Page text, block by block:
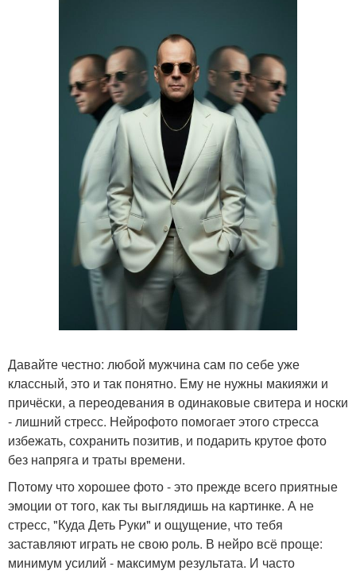
Давайте честно: любой мужчина сам по себе уже
классный, это и так понятно. Ему не нужны макияжи и
причёски, а переодевания в одинаковые свитера и носки
- лишний стресс. Нейрофото помогает этого стресса
избежать, сохранить позитив, и подарить крутое фото
без напряга и траты времени.
Потому что хорошее фото - это прежде всего приятные
эмоции от того, как ты выглядишь на картинке. А не
стресс, "Куда Деть Руки" и ощущение, что тебя
заставляют играть не свою роль. В нейро всё проще:
минимум усилий - максимум результата. И часто